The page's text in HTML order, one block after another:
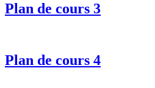
Plan de cours 3
Plan de cours 4